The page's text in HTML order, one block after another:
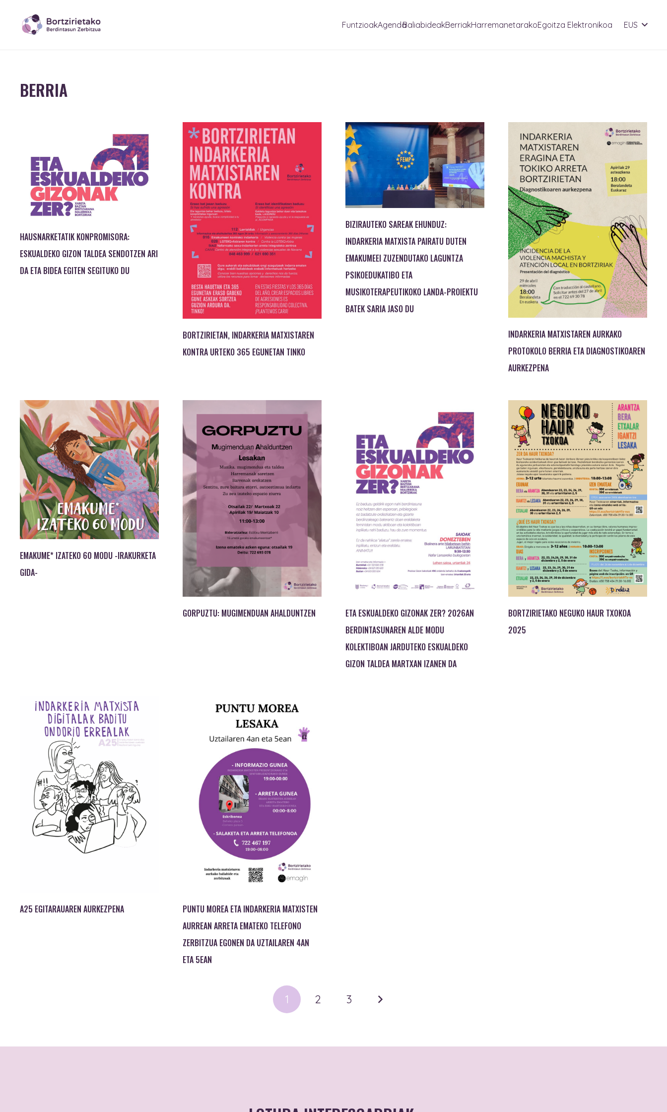
FuntzioakAgendaBaliabideakBerriakHarremanetarakoEgoitza Elektronikoa EUS
BERRIA
HAUSNARKETATIK KONPROMISORA:
ESKUALDEKO GIZON TALDEA SENDOTZEN ARI
DA ETA BIDEA EGITEN SEGITUKO DU
BORTZIRIETAN, INDARKERIA MATXISTAREN
KONTRA URTEKO 365 EGUNETAN TINKO
BIZIRAUTEKO SAREAK EHUNDUZ:
INDARKERIA MATXISTA PAIRATU DUTEN
EMAKUMEEI ZUZENDUTAKO LAGUNTZA
PSIKOEDUKATIBO ETA
MUSIKOTERAPEUTIKOKO LANDA-PROIEKTU
BATEK SARIA JASO DU
INDARKERIA MATXISTAREN AURKAKO
PROTOKOLO BERRIA ETA DIAGNOSTIKOAREN
AURKEZPENA
EMAKUME* IZATEKO 60 MODU -IRAKURKETA
GIDA-
GORPUZTU: MUGIMENDUAN AHALDUNTZEN
ETA ESKUALDEKO GIZONAK ZER? 2026AN
BERDINTASUNAREN ALDE MODU
KOLEKTIBOAN JARDUTEKO ESKUALDEKO
GIZON TALDEA MARTXAN IZANEN DA
BORTZIRIETAKO NEGUKO HAUR TXOKOA
2025
A25 EGITARAUAREN AURKEZPENA
PUNTU MOREA ETA INDARKERIA MATXISTEN
AURREAN ARRETA EMATEKO TELEFONO
ZERBITZUA EGONEN DA UZTAILAREN 4AN
ETA 5EAN
1 2 3